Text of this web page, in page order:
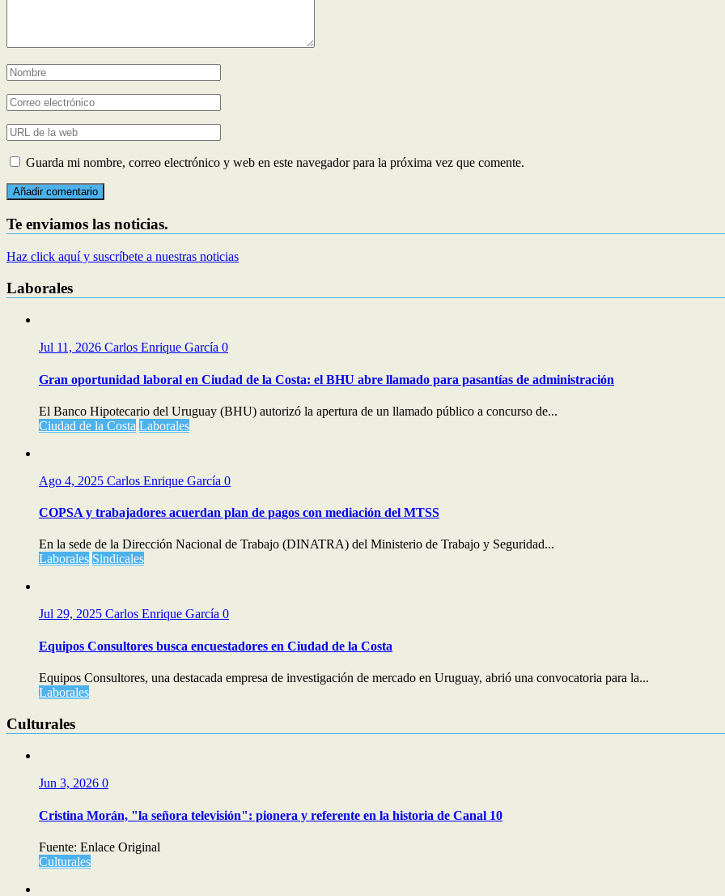
Guarda mi nombre, correo electrónico y web en este navegador para la próxima vez que comente.
Te enviamos las noticias.
Haz click aquí y suscríbete a nuestras noticias
Laborales
Jul 11, 2026 Carlos Enrique García 0
Gran oportunidad laboral en Ciudad de la Costa: el BHU abre llamado para pasantías de administración
El Banco Hipotecario del Uruguay (BHU) autorizó la apertura de un llamado público a concurso de...
Ciudad de la Costa Laborales
Ago 4, 2025 Carlos Enrique García 0
COPSA y trabajadores acuerdan plan de pagos con mediación del MTSS
En la sede de la Dirección Nacional de Trabajo (DINATRA) del Ministerio de Trabajo y Seguridad...
Laborales Sindicales
Jul 29, 2025 Carlos Enrique García 0
Equipos Consultores busca encuestadores en Ciudad de la Costa
Equipos Consultores, una destacada empresa de investigación de mercado en Uruguay, abrió una convocatoria para la...
Laborales
Culturales
Jun 3, 2026 0
Cristina Morán, "la señora televisión": pionera y referente en la historia de Canal 10
Fuente: Enlace Original
Culturales